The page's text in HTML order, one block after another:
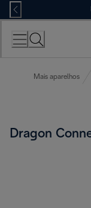
Skip
to
Content
Mais aparelhos
Dragon